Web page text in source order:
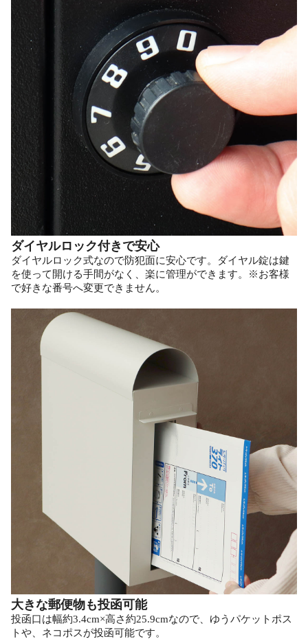
ダイヤルロック付きで安心
ダイヤルロック式なので防犯面に安心です。ダイヤル錠は鍵
を使って開ける手間がなく、楽に管理ができます。※お客様
で好きな番号へ変更できません。
大きな郵便物も投函可能
投函口は幅約3.4cm×高さ約25.9cmなので、ゆうパケットポス
トや、ネコポスが投函可能です。